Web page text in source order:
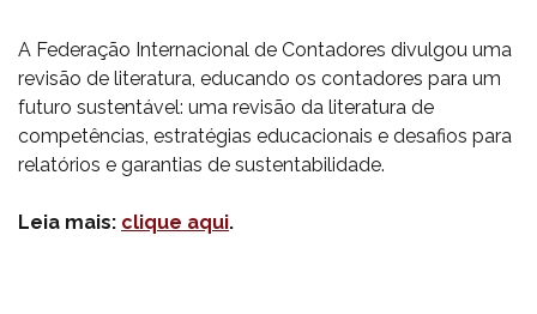
A Federação Internacional de Contadores divulgou uma
revisão de literatura, educando os contadores para um
futuro sustentável: uma revisão da literatura de
competências, estratégias educacionais e desafios para
relatórios e garantias de sustentabilidade.
Leia mais: clique aqui.